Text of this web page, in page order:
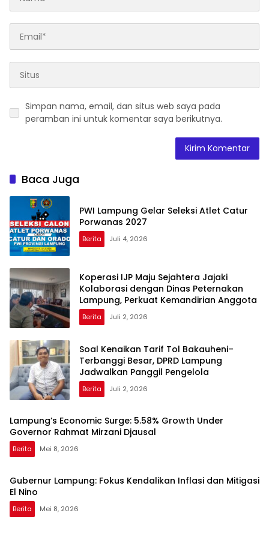
Simpan nama, email, dan situs web saya pada
peramban ini untuk komentar saya berikutnya.
Baca Juga
PWI Lampung Gelar Seleksi Atlet Catur
Porwanas 2027
Berita Juli 4, 2026
Koperasi IJP Maju Sejahtera Jajaki
Kolaborasi dengan Dinas Peternakan
Lampung, Perkuat Kemandirian Anggota
Berita Juli 2, 2026
Soal Kenaikan Tarif Tol Bakauheni–
Terbanggi Besar, DPRD Lampung
Jadwalkan Panggil Pengelola
Berita Juli 2, 2026
Lampung’s Economic Surge: 5.58% Growth Under
Governor Rahmat Mirzani Djausal
Berita Mei 8, 2026
Gubernur Lampung: Fokus Kendalikan Inflasi dan Mitigasi
El Nino
Berita Mei 8, 2026